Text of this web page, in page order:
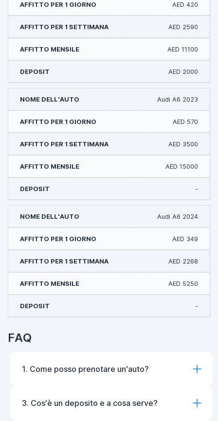
AED 420
AED 2590
AED 11100
AED 2000
Audi A6 2023
AED 570
AED 3500
AED 15000
-
Audi A6 2024
AED 349
AED 2268
AED 5250
-
FAQ
1. Come posso prenotare un'auto?
3. Cos'è un deposito e a cosa serve?